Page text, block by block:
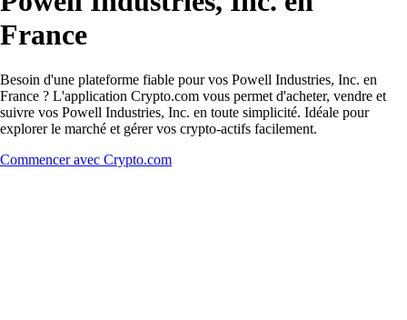
France
Besoin d'une plateforme fiable pour vos Powell Industries, Inc. en
France ? L'application Crypto.com vous permet d'acheter, vendre et
suivre vos Powell Industries, Inc. en toute simplicité. Idéale pour
explorer le marché et gérer vos crypto-actifs facilement.
Commencer avec Crypto.com